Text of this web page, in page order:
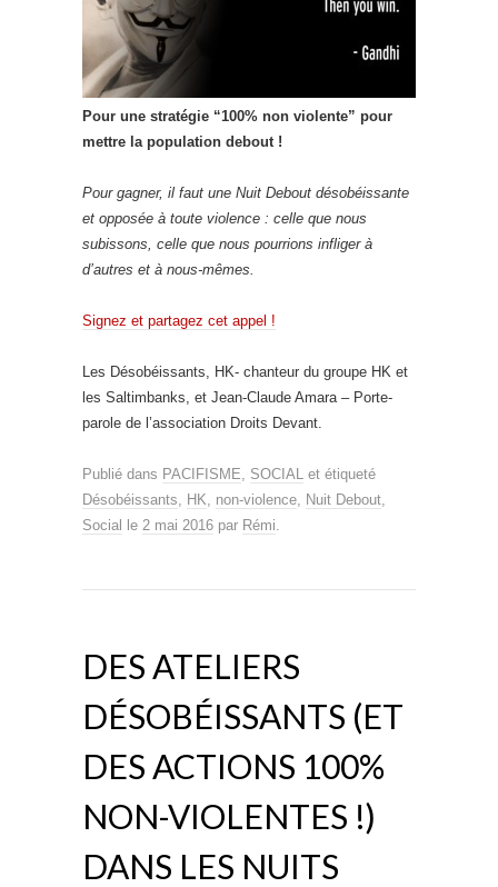
Pour une stratégie “100% non violente” pour
mettre la population debout !
Pour gagner, il faut une Nuit Debout désobéissante
et opposée à toute violence : celle que nous
subissons, celle que nous pourrions infliger à
d’autres et à nous-mêmes.
Signez et partagez cet appel !
Les Désobéissants, HK- chanteur du groupe HK et
les Saltimbanks, et Jean-Claude Amara – Porte-
parole de l’association Droits Devant.
Publié dans PACIFISME SOCIAL
et étiqueté
Désobéissants
HK non-violence Nuit Debout
Social
le 2 mai 2016 par Rémi
DES ATELIERS
DÉSOBÉISSANTS (ET
DES ACTIONS 100%
NON-VIOLENTES !)
DANS LES NUITS